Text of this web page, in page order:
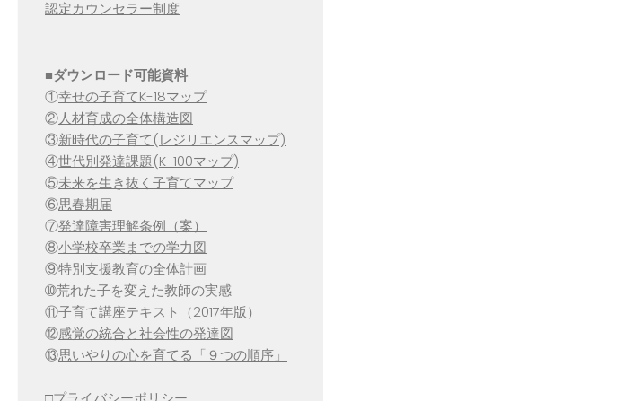
認定カウンセラー制度
■ダウンロード可能資料
①幸せの子育てK-18マップ
②人材育成の全体構造図
③新時代の子育て(レジリエンスマップ)
④世代別発達課題(K-100マップ)
⑤未来を生き抜く子育てマップ
⑥思春期届
⑦発達障害理解条例（案）
⑧小学校卒業までの学力図
⑨特別支援教育の全体計画
➉荒れた子を変えた教師の実感
⑪子育て講座テキスト（2017年版）
⑫感覚の統合と社会性の発達図
⑬思いやりの心を育てる「９つの順序」